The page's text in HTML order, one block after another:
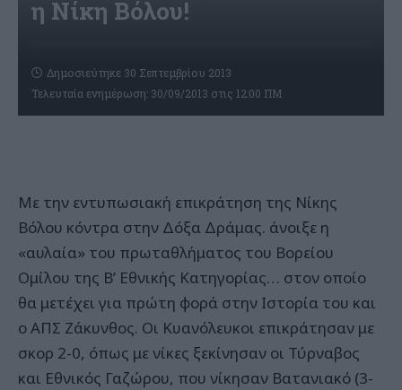
η Νίκη Βόλου!
Τελευταία ενημέρωση: 30/09/2013 στις 12:00 ΠΜ
Δημοσιεύτηκε 30 Σεπτεμβρίου 2013
Με την εντυπωσιακή επικράτηση της Νίκης
Βόλου κόντρα στην Δόξα Δράμας. άνοιξε η
«αυλαία» του πρωταθλήματος του Βορείου
Ομίλου της Β’ Εθνικής Κατηγορίας… στον οποίο
θα μετέχει για πρώτη φορά στην Ιστορία του και
ο ΑΠΣ Ζάκυνθος. Οι Κυανόλευκοι επικράτησαν με
σκορ 2-0, όπως με νίκες ξεκίνησαν οι Τύρναβος
και Εθνικός Γαζώρου, που νίκησαν Βατανιακό (3-